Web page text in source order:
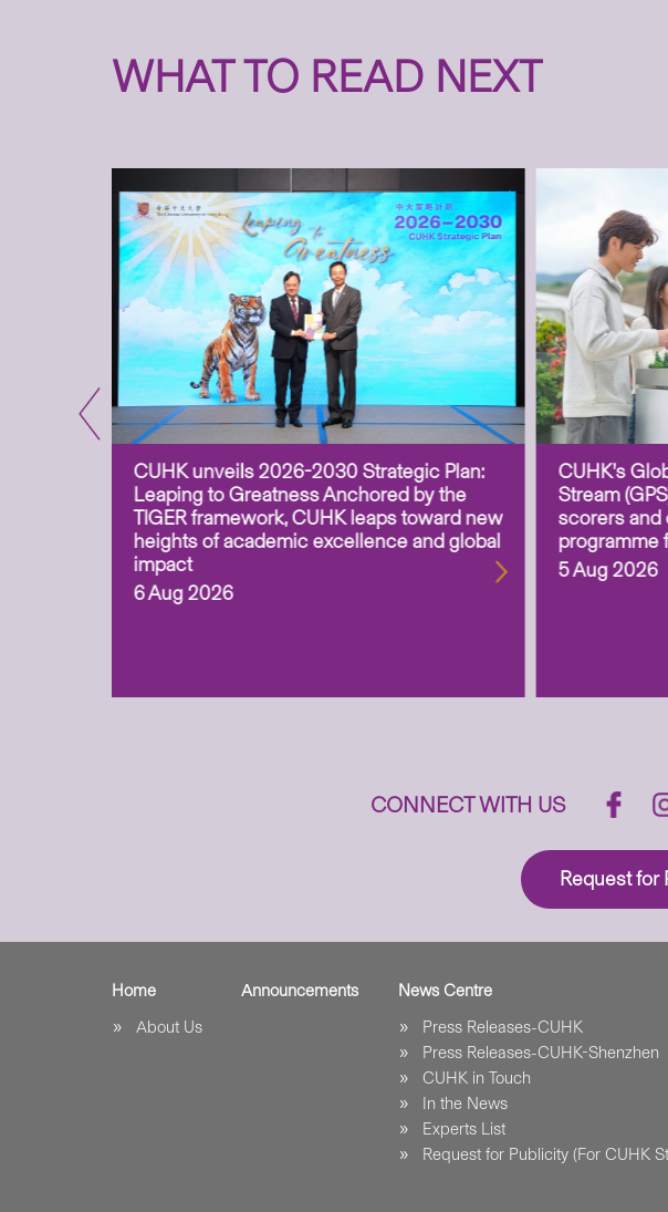
WHAT TO READ NEXT
CUHK unveils 2026-2030 Strategic Plan:
Leaping to Greatness Anchored by the
TIGER framework, CUHK leaps toward new
heights of academic excellence and global
impact
6 Aug 2026
CUHK’s
Stream
scorers and
programme
5 Aug 2026
CONNECT WITH US
Request for
Home
About Us
Announcements
News Centre
Press Releases-CUHK
Press Releases-CUHK-Shenzhen
CUHK in Touch
In the News
Experts List
Request for Publicity (For CUHK